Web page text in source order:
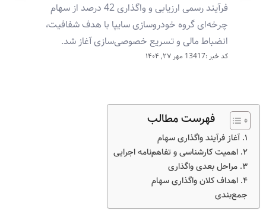
فرآیند رسمی ارزیابی و واگذاری 42 درصد از سهام
چرخه‌ای گروه خودروسازی سایپا با هدف شفافیت،
انضباط مالی و تسریع خصوصی‌سازی آغاز شد.
کد خبر :13417 مهر ۲۷, ۱۴۰۴
فهرست مطالب
۱. آغاز فرآیند واگذاری سهام
۲. اهمیت کارشناسی و تفاهم‌نامه اجرایی
۳. مراحل بعدی واگذاری
۴. اهداف کلان واگذاری سهام
جمع‌بندی